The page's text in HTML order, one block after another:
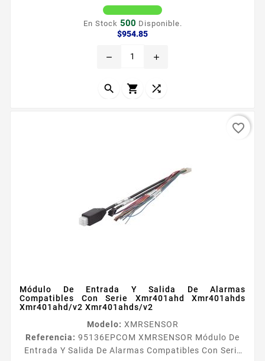
Analogico / Lente 3.7 Mm / Wdr 100 Db Ideal Contra
Luz / Dia Y Noche / Ultra Caracteriacutesticas de la
Caacutemara bull 129ldquo CMOS Sensor SONY
1080p AHD 1080p CVI Seleccionable...
En Stock 500 Disponible.
$954.85Precio
remove add
  
Módulo De Entrada Y Salida De Alarmas
Compatibles Con Serie Xmr401ahd Xmr401ahds
Xmr401ahd/v2 Xmr401ahds/v2
Modelo: XMRSENSOR
Referencia: 95136EPCOM XMRSENSOR Módulo De
Entrada Y Salida De Alarmas Compatibles Con Serie
favorite_border